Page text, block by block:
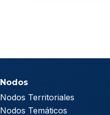
Nodos
Nodos Territoriales
Nodos Temáticos